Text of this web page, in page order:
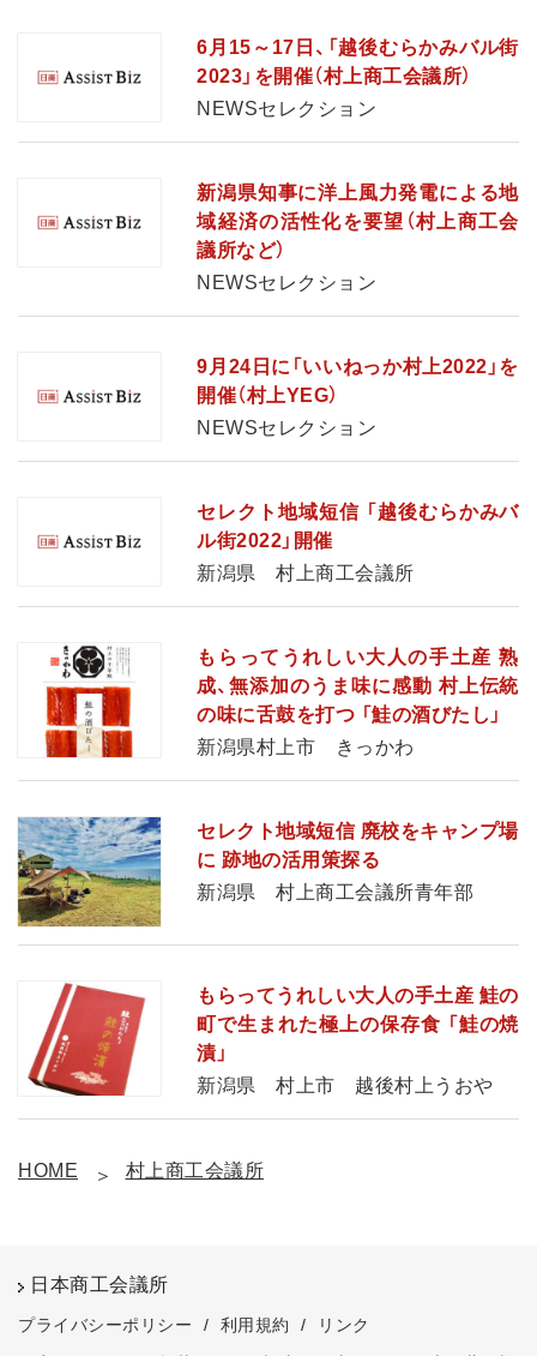
6月15～17日、「越後むらかみバル街
2023」を開催（村上商工会議所）
NEWSセレクション
新潟県知事に洋上風力発電による地
域経済の活性化を要望（村上商工会
議所など）
NEWSセレクション
9月24日に「いいねっか村上2022」を
開催（村上YEG）
NEWSセレクション
セレクト地域短信 「越後むらかみバ
ル街2022」開催
新潟県 村上商工会議所
もらってうれしい大人の手土産 熟
成、無添加のうま味に感動 村上伝統
の味に舌鼓を打つ 「鮭の酒びたし」
新潟県村上市 きっかわ
セレクト地域短信 廃校をキャンプ場
に 跡地の活用策探る
新潟県 村上商工会議所青年部
もらってうれしい大人の手土産 鮭の
町で生まれた極上の保存食 「鮭の焼
漬」
新潟県 村上市 越後村上うおや
HOME 村上商工会議所
日本商工会議所
プライバシーポリシー / 利用規約 /
リンク